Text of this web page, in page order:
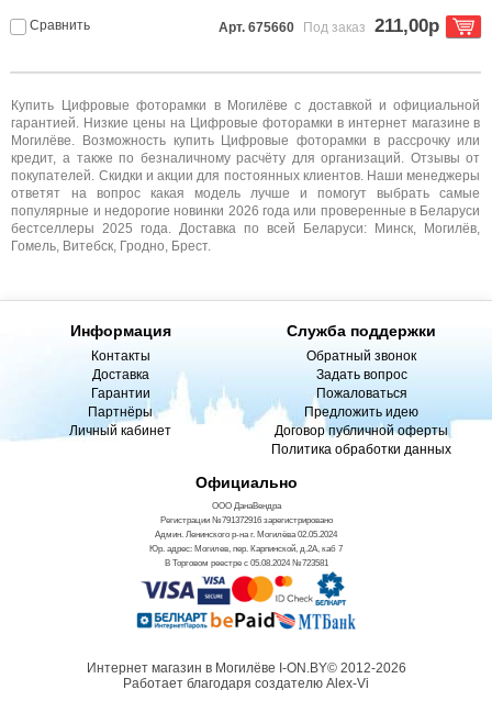
Купить Цифровые фоторамки в Могилёве с доставкой и официальной
гарантией. Низкие цены на Цифровые фоторамки в интернет магазине в
Могилёве. Возможность купить Цифровые фоторамки в рассрочку или
кредит, а также по безналичному расчёту для организаций. Отзывы от
покупателей. Скидки и акции для постоянных клиентов. Наши менеджеры
ответят на вопрос какая модель лучше и помогут выбрать самые
популярные и недорогие новинки 2026 года или проверенные в Беларуси
бестселлеры 2025 года. Доставка по всей Беларуси: Минск, Могилёв,
Гомель, Витебск, Гродно, Брест.
Сравнить Арт. 675660 Под заказ 211,00р
Информация
Контакты
Доставка
Гарантии
Партнёры
Личный кабинет
Служба поддержки
Обратный звонок
Задать вопрос
Пожаловаться
Предложить идею
Договор публичной оферты
Политика обработки данных
Официально
ООО ДанаВендра
Регистрации №791372916 зарегистрировано
Админ. Ленинского р-на г. Могилёва 02.05.2024
Юр. адрес: Могилев, пер. Карпинской, д.2А, каб 7
В Торговом реестре с 05.08.2024 №723581
Интернет магазин в Могилёве I-ON.BY© 2012-2026
Работает благодаря создателю Alex-Vi